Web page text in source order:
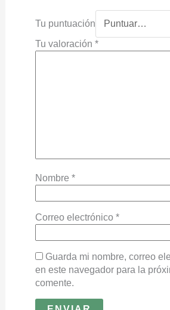
Tu puntuación
Tu valoración *
Nombre *
Correo electrónico *
Guarda mi nombre, correo
en este navegador para la
comente.